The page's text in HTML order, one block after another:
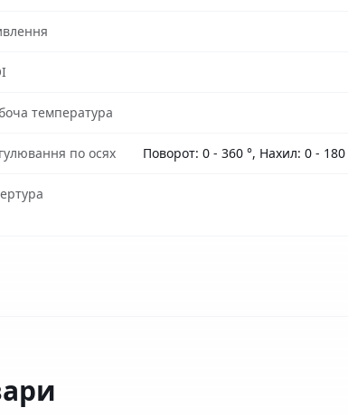
температура
по осях Поворот: 0 - 360 °, Нахил: 0 -